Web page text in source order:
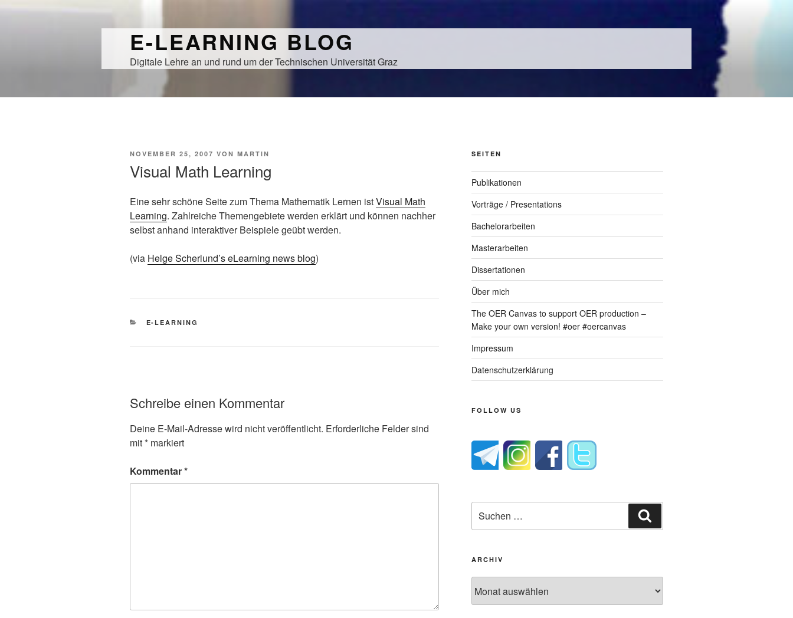
E-LEARNING BLOG
Digitale Lehre an und rund um der Technischen Universität Graz
VERÖFFENTLICHT
NOVEMBER 25, 2007 VON MARTIN
Visual Math Learning
Eine sehr schöne Seite zum Thema Mathematik Lernen istVisual Math
Learning. Zahlreiche Themengebiete werden erklärt und können nachher
selbst anhand interaktiver Beispiele geübt werden.
(via Helge Scherlund’s eLearning news blog)
KATEGORIEN
E-LEARNING
Schreibe einen Kommentar
Deine E-Mail-Adresse wird nicht veröffentlicht. Erforderliche Felder sind
mit* markiert
Kommentar*
SEITEN
Publikationen
Vorträge / Presentations
Bachelorarbeiten
Masterarbeiten
Dissertationen
Über mich
The OER Canvas to support OER production –
Make your own version! #oer #oercanvas
Impressum
Datenschutzerklärung
FOLLOW US
nach:
ARCHIV